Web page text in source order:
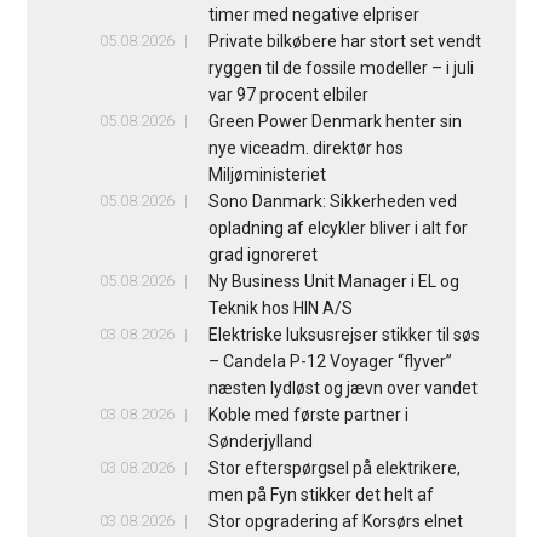
timer med negative elpriser
05.08.2026
Private bilkøbere har stort set vendt
ryggen til de fossile modeller – i juli
var 97 procent elbiler
05.08.2026
Green Power Denmark henter sin
nye viceadm. direktør hos
Miljøministeriet
05.08.2026
Sono Danmark: Sikkerheden ved
opladning af elcykler bliver i alt for
grad ignoreret
05.08.2026
Ny Business Unit Manager i EL og
Teknik hos HIN A/S
03.08.2026
Elektriske luksusrejser stikker til søs
– Candela P-12 Voyager “flyver”
næsten lydløst og jævn over vandet
03.08.2026
Koble med første partner i
Sønderjylland
03.08.2026
Stor efterspørgsel på elektrikere,
men på Fyn stikker det helt af
03.08.2026
Stor opgradering af Korsørs elnet